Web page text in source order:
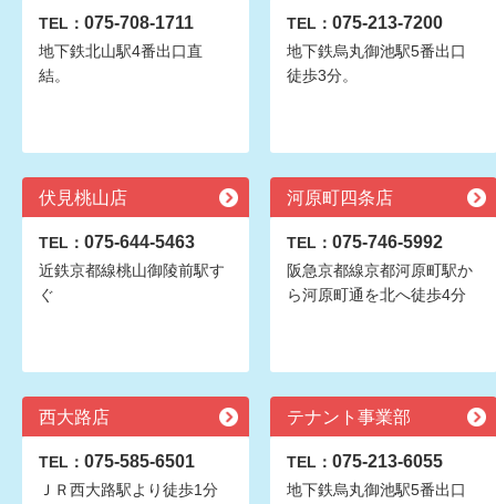
TEL： 075-708-1711
地下鉄北山駅4番出口直
結。
TEL： 075-213-7200
地下鉄烏丸御池駅5番出口
徒歩3分。
伏見桃山店
TEL： 075-644-5463
近鉄京都線桃山御陵前駅す
ぐ
河原町四条店
TEL： 075-746-5992
阪急京都線京都河原町駅か
ら河原町通を北へ徒歩4分
西大路店
TEL： 075-585-6501
ＪＲ西大路駅より徒歩1分
テナント事業部
TEL： 075-213-6055
地下鉄烏丸御池駅5番出口